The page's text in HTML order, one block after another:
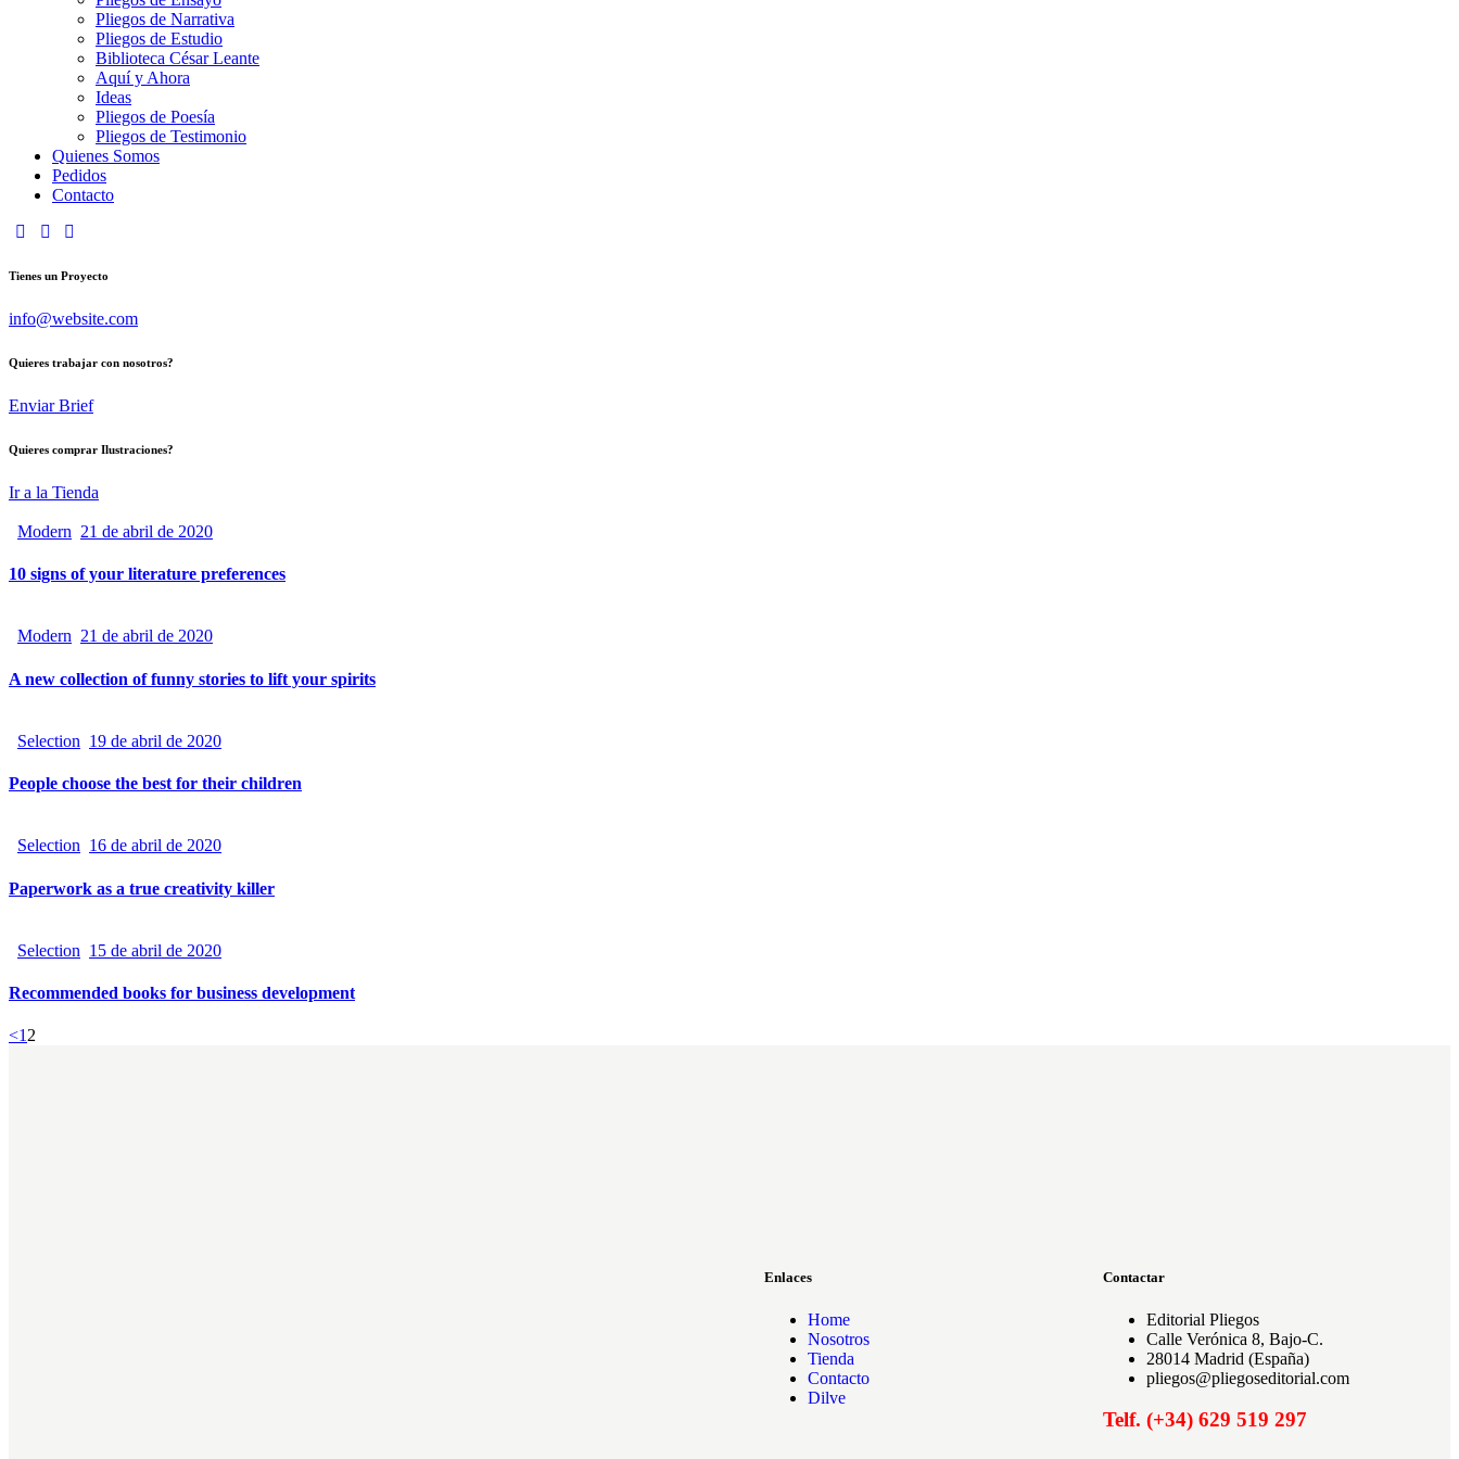
Pliegos de Narrativa
Pliegos de Estudio
Biblioteca César Leante
Aquí y Ahora
Ideas
Pliegos de Poesía
Pliegos de Testimonio
Quienes Somos
Pedidos
Contacto
Tienes un Proyecto
info@website.com
Quieres trabajar con nosotros?
Enviar Brief
Quieres comprar Ilustraciones?
Ir a la Tienda
Modern 21 de abril de 2020
10 signs of your literature preferences
Modern 21 de abril de 2020
A new collection of funny stories to lift your spirits
Selection 19 de abril de 2020
People choose the best for their children
Selection 16 de abril de 2020
Paperwork as a true creativity killer
Selection 15 de abril de 2020
Recommended books for business development
<12
Enlaces
Home
Nosotros
Tienda
Contacto
Dilve
Contactar
Editorial Pliegos
Calle Verónica 8, Bajo-C.
28014 Madrid (España)
pliegos@pliegoseditorial.com
Telf. (+34) 629 519 297